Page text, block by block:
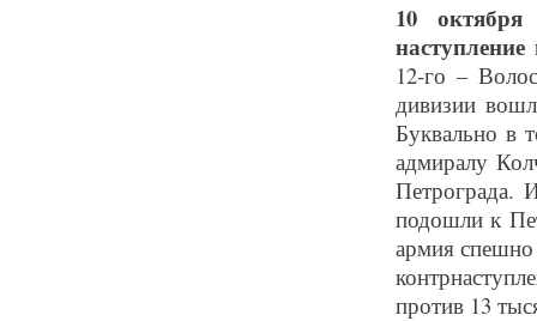
10
12-го –
дивизии
Буквально в
адмиралу
Петрограда.
подошли к
армия спешно
против 13